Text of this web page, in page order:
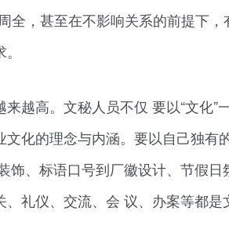
全，甚至在不影响关系的前提下，
越高。文秘人员不仅 要以“文化”
化的理念与内涵。要以自己独有
、标语口号到厂徽设计、节假日
礼仪、交流、会 议、办案等都是